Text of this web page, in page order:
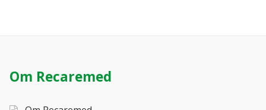
Om Recaremed